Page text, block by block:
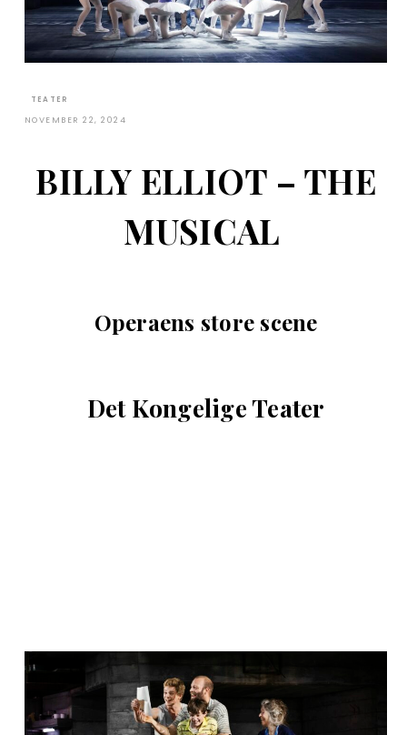
TEATER
NOVEMBER 22, 2024
BILLY ELLIOT – THE
MUSICAL
Operaens store scene
Det Kongelige Teater